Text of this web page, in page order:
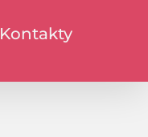
Kontakty